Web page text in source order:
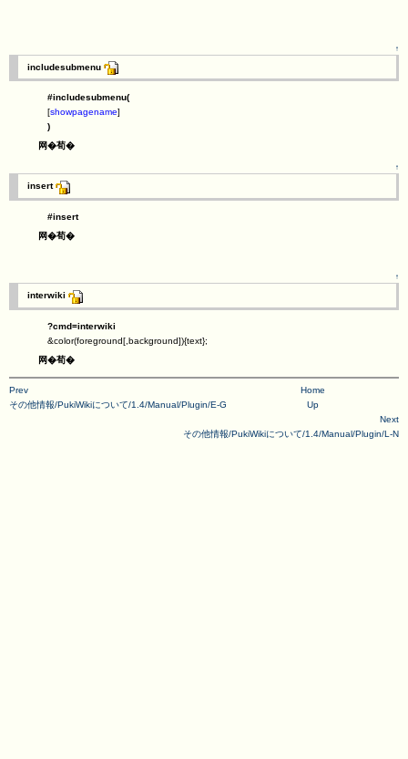
↑
includesubmenu
#includesubmenu(
[showpagename]
)
网�荀�
↑
insert
#insert
网�荀�
↑
interwiki
?cmd=interwiki
&color(foreground[,background]){text};
网�荀�
Prev
その他情報/PukiWikiについて/1.4/Manual/Plugin/E-G
Next
その他情報/PukiWikiについて/1.4/Manual/Plugin/L-N
Home
Up